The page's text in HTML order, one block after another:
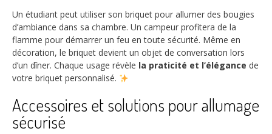
Un étudiant peut utiliser son briquet pour allumer des bougies
d’ambiance dans sa chambre. Un campeur profitera de la
flamme pour démarrer un feu en toute sécurité. Même en
décoration, le briquet devient un objet de conversation lors
d’un dîner. Chaque usage révèle la praticité et l’élégance de
votre briquet personnalisé.
Accessoires et solutions pour allumage
sécurisé